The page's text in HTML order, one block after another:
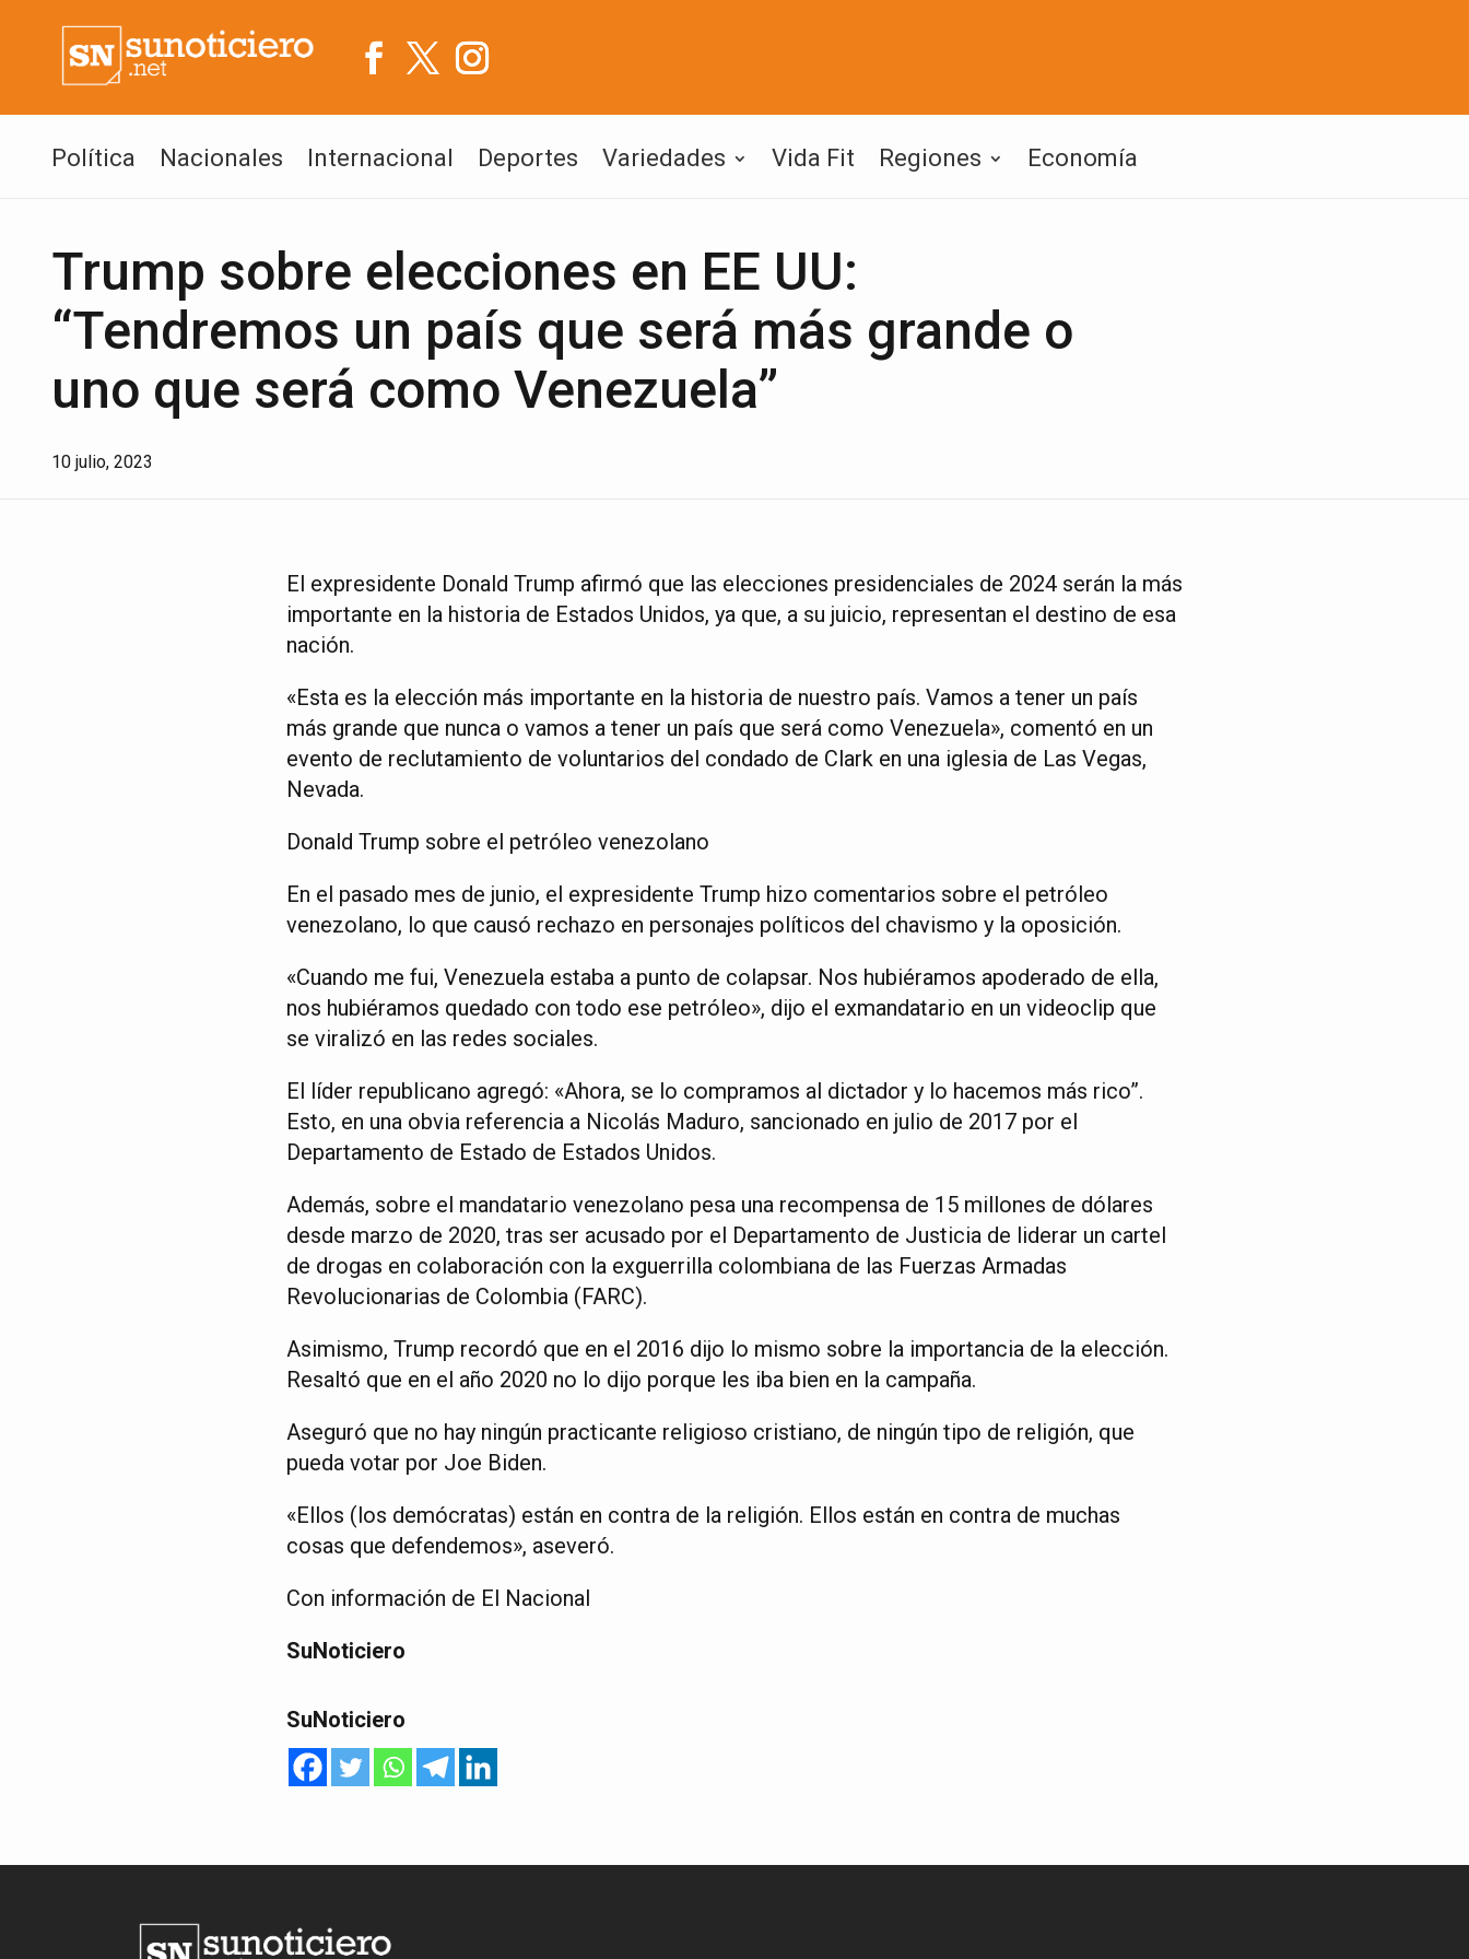
Política Nacionales Internacional Deportes Variedades Vida Fit Regiones Economía
Trump sobre elecciones en EE UU:
“Tendremos un país que será más grande o
uno que será como Venezuela”
10 julio, 2023
El expresidente Donald Trump afirmó que las elecciones presidenciales de 2024 serán la más
importante en la historia de Estados Unidos, ya que, a su juicio, representan el destino de esa
nación.
«Esta es la elección más importante en la historia de nuestro país. Vamos a tener un país
más grande que nunca o vamos a tener un país que será como Venezuela», comentó en un
evento de reclutamiento de voluntarios del condado de Clark en una iglesia de Las Vegas,
Nevada.
Donald Trump sobre el petróleo venezolano
En el pasado mes de junio, el expresidente Trump hizo comentarios sobre el petróleo
venezolano, lo que causó rechazo en personajes políticos del chavismo y la oposición.
«Cuando me fui, Venezuela estaba a punto de colapsar. Nos hubiéramos apoderado de ella,
nos hubiéramos quedado con todo ese petróleo», dijo el exmandatario en un videoclip que
se viralizó en las redes sociales.
El líder republicano agregó: «Ahora, se lo compramos al dictador y lo hacemos más rico”.
Esto, en una obvia referencia a Nicolás Maduro, sancionado en julio de 2017 por el
Departamento de Estado de Estados Unidos.
Además, sobre el mandatario venezolano pesa una recompensa de 15 millones de dólares
desde marzo de 2020, tras ser acusado por el Departamento de Justicia de liderar un cartel
de drogas en colaboración con la exguerrilla colombiana de las Fuerzas Armadas
Revolucionarias de Colombia (FARC).
Asimismo, Trump recordó que en el 2016 dijo lo mismo sobre la importancia de la elección.
Resaltó que en el año 2020 no lo dijo porque les iba bien en la campaña.
Aseguró que no hay ningún practicante religioso cristiano, de ningún tipo de religión, que
pueda votar por Joe Biden.
«Ellos (los demócratas) están en contra de la religión. Ellos están en contra de muchas
cosas que defendemos», aseveró.
Con información de El Nacional
SuNoticiero
SuNoticiero